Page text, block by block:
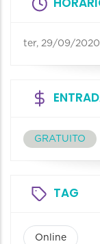
ter, 29/09/
GRATUITO
TAG
Online